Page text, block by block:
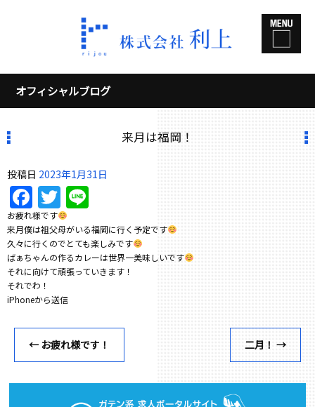
オフィシャルブログ
来月は福岡！
投稿日 2023年1月31日
Facebook
Twitter
お疲れ様です
来月僕は祖父母がいる福岡に行く予定です
久々に行くのでとても楽しみです
ばぁちゃんの作るカレーは世界一美味しいです
それに向けて頑張っていきます！
それでわ！
iPhoneから送信
← お疲れ様です！ 二月！ →